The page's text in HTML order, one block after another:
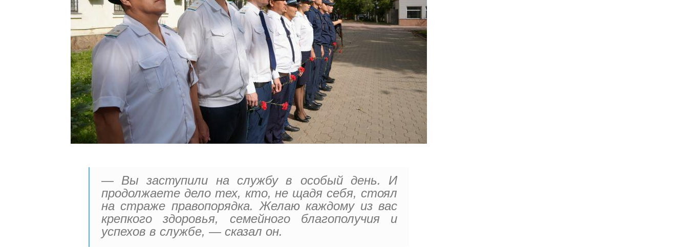
— Вы заступили на службу в особый день. И
продолжаете дело тех, кто, не щадя себя, стоял
на страже правопорядка. Желаю каждому из вас
крепкого здоровья, семейного благополучия и
успехов в службе, — сказал он.